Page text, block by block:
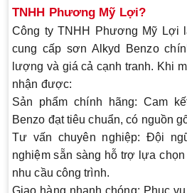
TNHH Phương Mỹ Lợi?
Công ty TNHH Phương Mỹ Lợi
cung cấp sơn Alkyd Benzo
lượng và giá cả cạnh tranh. Khi
nhận được:
Sản phẩm chính hãng: Cam
Benzo đạt tiêu chuẩn, có nguồn
Tư vấn chuyên nghiệp: Đội
nghiệm sẵn sàng hỗ trợ lựa
nhu cầu công trình.
Giao hàng nhanh chóng: Phục